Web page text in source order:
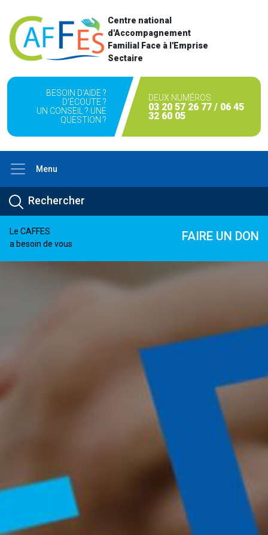
Centre national
d'Accompagnement
Familial Face à l'Emprise
Sectaire
BESOIN D'AIDE ?
D'ÉCOUTE ?
UN CONSEIL ? UNE
QUESTION ?
DEUX NUMÉROS
03 20 57 26 77 / 06 45
32 60 05
Menu
Le CAFFES
a besoin de vous
FAIRE UN DON